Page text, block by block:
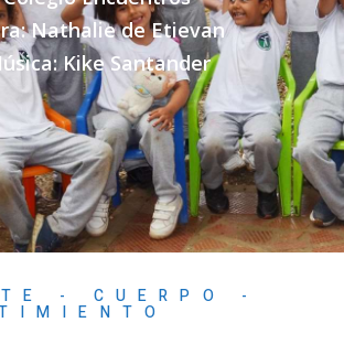
- CUERPO -